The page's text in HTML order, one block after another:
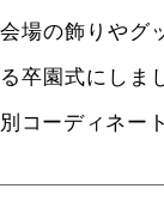
会場の飾りやグ
る卒園式にしま
別コーディネー